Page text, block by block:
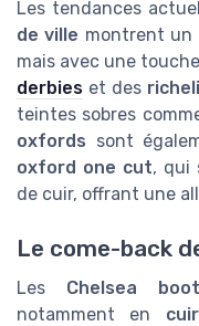
Les tendances
de ville montrent un
mais avec une
derbies et des
teintes sobres
oxfords sont
oxford one cut, qui
de cuir, offrant une
Le come-back
Les Chelsea
notamment en cuir